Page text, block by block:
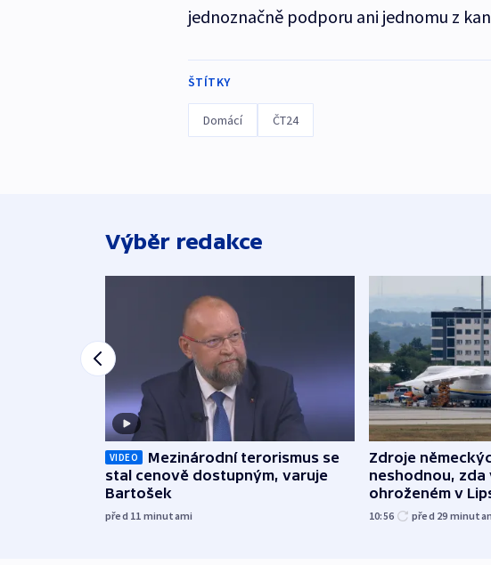
jednoznačně podporu ani jednomu z
ŠTÍTKY
Domácí ČT24
Výběr redakce
VIDEO
Mezinárodní terorismus se
stal cenově dostupným, varuje
Bartošek
před 11 minutami
Zdroje
neshodnou, zda
ohroženém v
munice
10:56 před 29